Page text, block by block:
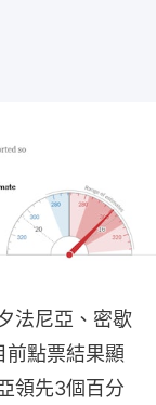
法尼亞、密歇
前點票結果顯
領先3個百分